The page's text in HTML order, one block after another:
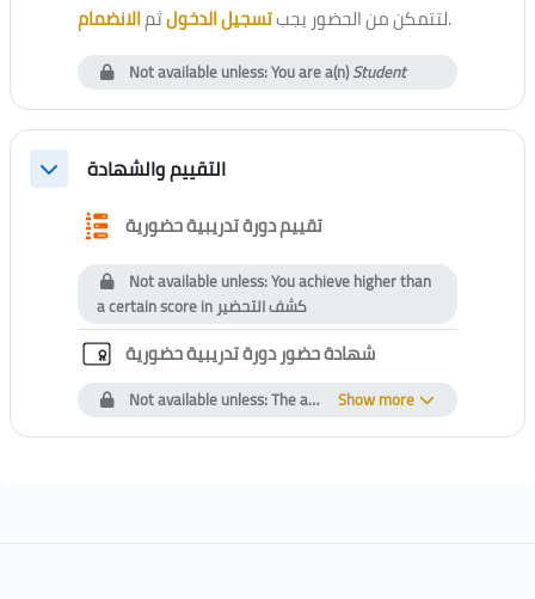
لتتمكن من الحضور يجبتسجيل الدخولثمالانضمام .
Not available unless: You are a(n)Student
Collapseالتقييم والشهادة
تقييم دورة تدريبية حضوريةQuestionnaire
Not available unless: You achieve higher than
a certain score inكشف التحضير
شهادة حضور دورة تدريبية حضوريةCustom certificate
Show more
Not available unless: The activity تقييم دورة تدريبية حضورية